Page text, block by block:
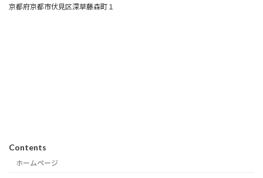
京都府京都市伏見区深草藤森町１
Contents
ホームページ